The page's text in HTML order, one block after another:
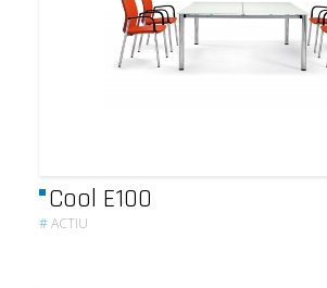
Cool E100
#ACTIU